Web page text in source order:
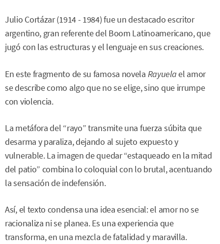
Julio Cortázar (1914 - 1984) fue un destacado escritor
argentino, gran referente del Boom Latinoamericano, que
jugó con las estructuras y el lenguaje en sus creaciones.
En este fragmento de su famosa novela Rayuelael amor
se describe como algo que no se elige, sino que irrumpe
con violencia.
La metáfora del “rayo” transmite una fuerza súbita que
desarma y paraliza, dejando al sujeto expuesto y
vulnerable. La imagen de quedar “estaqueado en la mitad
del patio” combina lo coloquial con lo brutal, acentuando
la sensación de indefensión.
Así, el texto condensa una idea esencial: el amor no se
racionaliza ni se planea. Es una experiencia que
transforma, en una mezcla de fatalidad y maravilla.